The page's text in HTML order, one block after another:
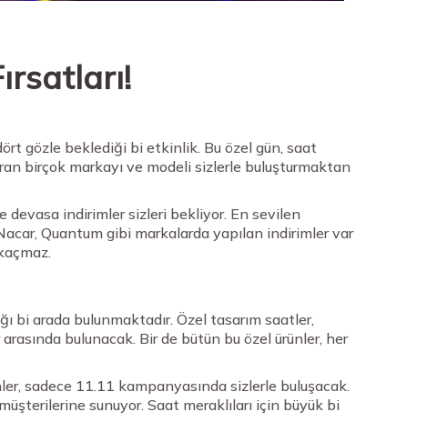
gözle beklediği bi etkinlik. Bu özel gün, saat
birçok markayı ve modeli sizlerle buluşturmaktan
devasa indirimler sizleri bekliyor. En sevilen
Quantum gibi markalarda yapılan indirimler var
bi arada bulunmaktadır. Özel tasarım saatler,
bulunacak. Bir de bütün bu özel ürünler, her
sadece 11.11 kampanyasında sizlerle buluşacak.
sunuyor. Saat meraklıları için büyük bi